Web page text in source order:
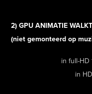
2) GPU ANIMATIE
(niet gemonteerd op
in full-HD
in